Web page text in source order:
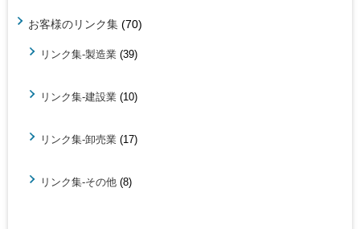
お客様のリンク集 (70)
リンク集-製造業 (39)
リンク集-建設業 (10)
リンク集-卸売業 (17)
リンク集-その他 (8)